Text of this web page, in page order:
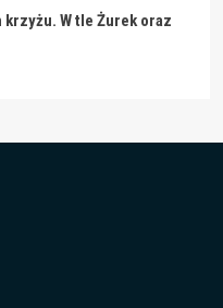
krzyżu. W tle Żurek oraz